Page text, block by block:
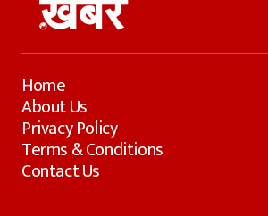
Home
About Us
Privacy Policy
Terms & Conditions
Contact Us